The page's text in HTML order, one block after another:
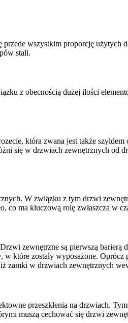
wszystkim proporcję użytych
stali.
z obecnością dużej ilości
która zwana jest także
się w drzwiach zewnętrznych od
W związku z tym drzwi
co ma kluczową rolę zwłaszcza w
zewnętrzne są pierwszą barierą
które zostały wyposażone.
zamki w drzwiach zewnętrznych
przeszklenia na drzwiach.
muszą cechować się drzwi